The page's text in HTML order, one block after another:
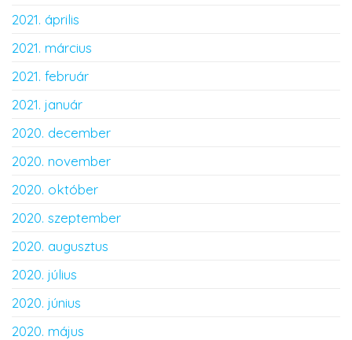
2021. április
2021. március
2021. február
2021. január
2020. december
2020. november
2020. október
2020. szeptember
2020. augusztus
2020. július
2020. június
2020. május